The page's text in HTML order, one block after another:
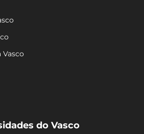
Vasco
do Vasco